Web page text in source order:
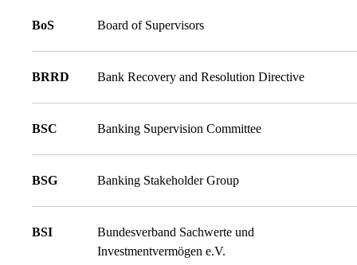
BoS Board of Supervisors
BRRD Bank Recovery and Resolution Directive
BSC Banking Supervision Committee
BSG Banking Stakeholder Group
BSI
Bundesverband Sachwerte und
Investmentvermögen e.V.